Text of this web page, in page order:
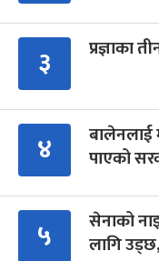
३ प्रज्ञाका
४
बालेनलाई
पाएको
५
सेनाको
लागि